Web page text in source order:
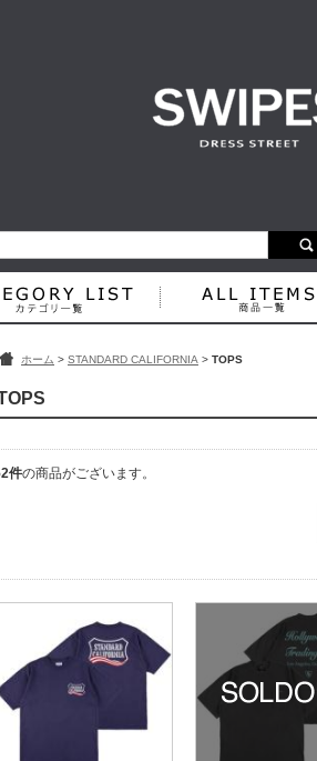
ホーム > STANDARD CALIFORNIA > TOPS
件の商品がございます。